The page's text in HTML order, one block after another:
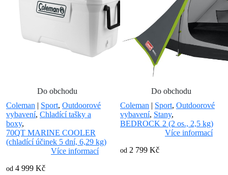
Do obchodu
Coleman | Sport, Outdoorové
vybavení, Chladící tašky a
boxy,
70QT MARINE COOLER
(chladící účinek 5 dní, 6,29 kg)
Více informací
od 4 999 Kč
Do obchodu
Coleman | Sport, Outdoorové
vybavení, Stany,
BEDROCK 2 (2 os., 2,5 kg)
Více informací
od 2 799 Kč